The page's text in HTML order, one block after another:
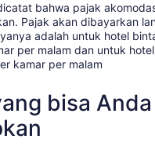
bahwa pajak
Pajak akan dibayarkan
adalah untuk hotel
per malam dan untuk
kamar per malam
bisa Anda